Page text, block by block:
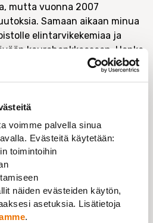
voimme palvella sinua
Evästeitä käytetään:
toimintoihin
näiden evästeiden käytön,
asetuksia. Lisätietoja
.
mutta vuonna 2007
Samaan aikaan minua
elintarvikekemiaa ja
kaurahankkeeseen. Hanke
tein siinä väitöskirjani.
2011 mietin jäämistä
halusi nimenomaan
Paikka tuntui niin
tuhlausta olla hakematta.
vuorotteluvapaan. Halusin
ja suunnittelin kirjan
kuitenkin houkutteli minut